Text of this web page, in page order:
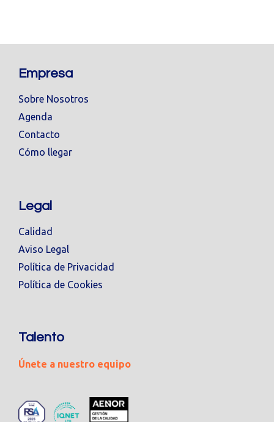
Empresa
Sobre Nosotros
Agenda
Contacto
Cómo llegar
Legal
Calidad
Aviso Legal
Política de Privacidad
Política de Cookies
Talento
Únete a nuestro equipo